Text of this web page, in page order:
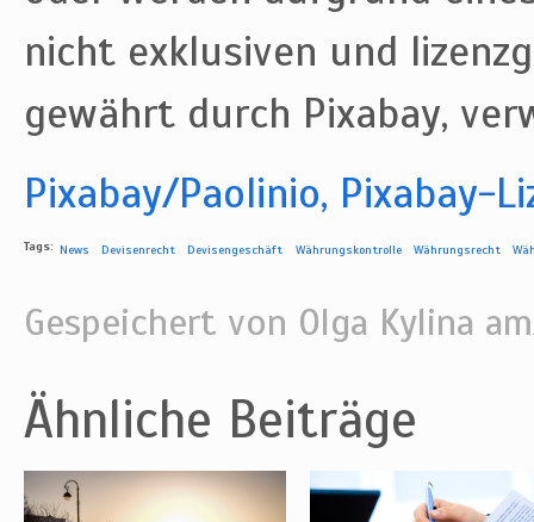
nicht exklusiven und
gewährt durch Pixabay,
Pixabay/Paolinio, Pixabay-
Tags: News Devisenrecht Devisengeschäft Währungskontrolle Währungsrecht
Gespeichert von Olga Kylina
Ähnliche Beiträge